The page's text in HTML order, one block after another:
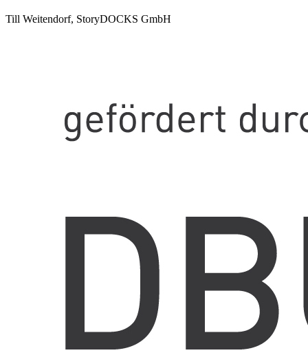
Till Weitendorf, StoryDOCKS GmbH